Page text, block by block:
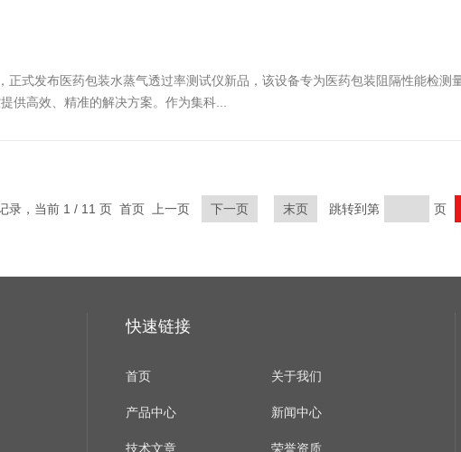
式发布医药包装水蒸气透过率测试仪新品，该设备专为医药包装阻隔性能检测
供高效、精准的解决方案。作为集科...
录，当前 1 / 11 页 首页 上一页 下一页 末页 跳转到第 页
快速链接
首页 关于我们
产品中心 新闻中心
技术文章 荣誉资质